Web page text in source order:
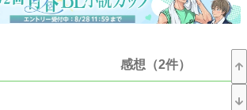
21:57
感想（2件）